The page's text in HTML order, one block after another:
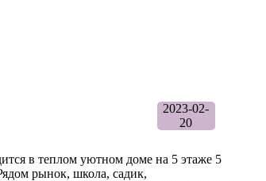
2023-02-
20
в теплом уютном доме на 5 этаже 5
рынок, школа, садик,